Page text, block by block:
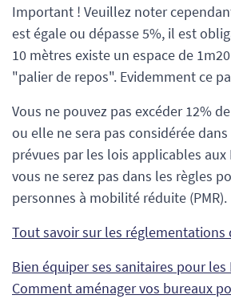
Important ! Veuillez noter
est égale ou dépasse 5%, il est
10 mètres existe un espace de
"palier de repos". Evidemment ce
Vous ne pouvez pas excéder 12%
ou elle ne sera pas considérée
prévues par les lois applicables aux
vous ne serez pas dans les règles
personnes à mobilité réduite (PMR).
Tout savoir sur les réglementations
Bien équiper ses sanitaires pour les
Comment aménager vos bureaux